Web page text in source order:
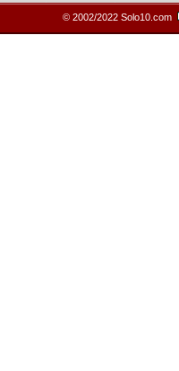
© 2002/2022 Solo10.com